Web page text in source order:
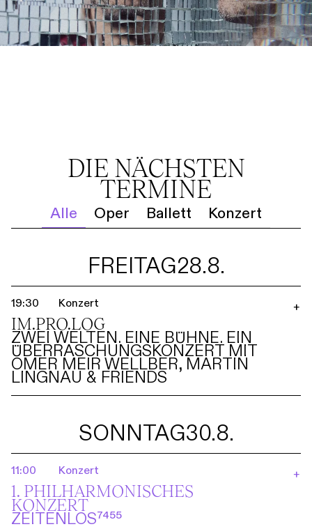
DIE NÄCHSTEN
TERMINE
Alle Oper Ballett Konzert
FREITAG28.8.
19:30 Konzert
IM.PRO.LOG
ZWEI WELTEN. EINE BÜHNE. EIN
ÜBERRASCHUNGSKONZERT MIT
OMER MEIR WELLBER, MARTIN
LINGNAU & FRIENDS
+
SONNTAG30.8.
11:00 Konzert
1. PHILHARMO­NISCHES
KONZERT
ZEITENLOS⁷⁴⁵⁵
+